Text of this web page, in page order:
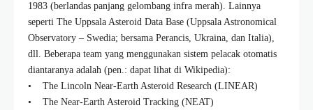
1983 (berlandas panjang gelombang infra merah). Lainnya
seperti The Uppsala Asteroid Data Base (Uppsala Astronomical
Observatory – Swedia; bersama Perancis, Ukraina, dan Italia),
dll. Beberapa team yang menggunakan sistem pelacak otomatis
diantaranya adalah (pen.: dapat lihat di Wikipedia):
• The Lincoln Near-Earth Asteroid Research (LINEAR)
• The Near-Earth Asteroid Tracking (NEAT)